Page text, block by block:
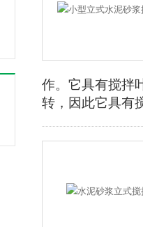
作。它具有
转，因此它具有搅